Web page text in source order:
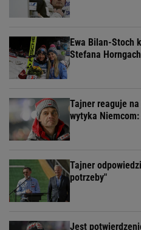
Ewa Bilan-Stoch
Stefana
Tajner reaguje na
wytyka
Tajner
potrzeby"
Jest